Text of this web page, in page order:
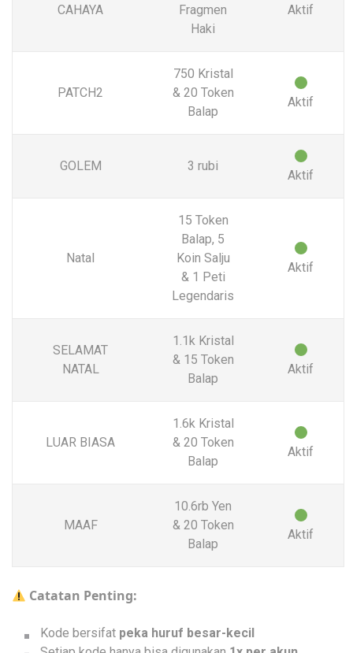
CAHAYA
Fragmen
Haki
Aktif
PATCH2
750 Kristal
& 20 Token
Balap
Aktif
GOLEM 3 rubi
Aktif
Natal
15 Token
Balap, 5
Koin Salju
& 1 Peti
Legendaris
Aktif
SELAMAT
NATAL
1.1k Kristal
& 15 Token
Balap
Aktif
LUAR BIASA
1.6k Kristal
& 20 Token
Balap
Aktif
MAAF
10.6rb Yen
& 20 Token
Balap
Aktif
Catatan Penting:
Kode bersifat peka huruf besar-kecil